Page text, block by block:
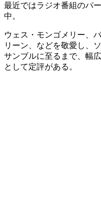
最近ではラジオ番組のパ
中。
ウェス・モンゴメリー、
リーン、などを敬愛し、
サンブルに至るまで、幅
として定評がある。